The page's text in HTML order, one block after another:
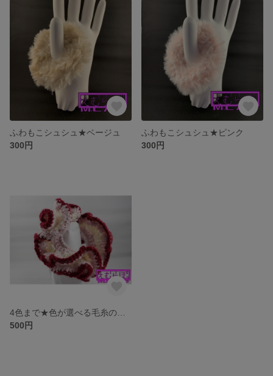
ふわもこシュシュ★ベージュ
300円
ふわもこシュシュ★ピンク
300円
500円